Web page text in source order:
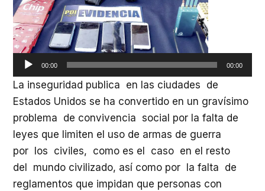
00:00 00:00
La inseguridad publica en las ciudades de
Estados Unidos se ha convertido en un gravísimo
problema de convivencia social por la falta de
leyes que limiten el uso de armas de guerra
por los civiles, como es el caso en el resto
del mundo civilizado, así como por la falta de
reglamentos que impidan que personas con